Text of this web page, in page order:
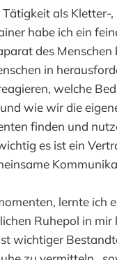
Tätigkeit als Kletter-
habe ich ein
des Menschen
in
welche
wie wir die
finden und
es ist ein
lernte ich
Ruhepol in mir
wichtiger